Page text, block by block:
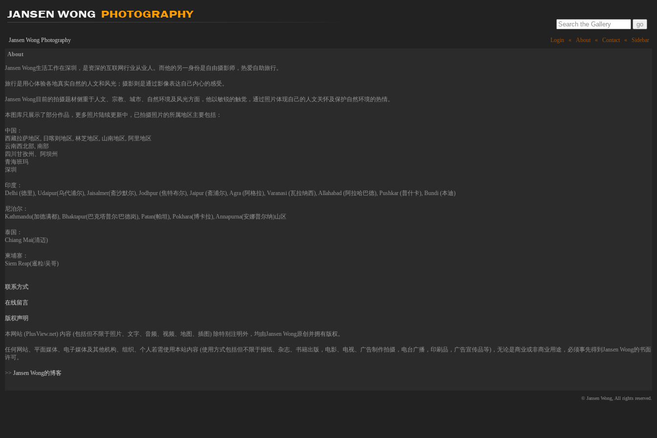
Login « About « Contact « Sidebar
Jansen Wong Photography
About
Jansen Wong生活工作在深圳，是资深的互联网行业从业人。而他的另一身份是自由摄影师，热爱自助旅行。
旅行是用心体验各地真实自然的人文和风光；摄影则是通过影像表达自己内心的感受。
Jansen Wong目前的拍摄题材侧重于人文、宗教、城市、自然环境及风光方面，他以敏锐的触觉，通过照片体现自己的人文关怀及保护自然环境的热情。
本图库只展示了部分作品，更多照片陆续更新中，已拍摄照片的所属地区主要包括：
中国：
西藏拉萨地区, 日喀则地区, 林芝地区, 山南地区, 阿里地区
云南西北部, 南部
四川甘孜州、阿坝州
青海班玛
深圳
印度：
Delhi (德里), Udaipur(乌代浦尔), Jaisalmer(斋沙默尔), Jodhpur (焦特布尔), Jaipur (斋浦尔), Agra (阿格拉), Varanasi (瓦拉纳西), Allahabad (阿拉哈巴德), Pushkar (普什卡), Bundi (本迪)
尼泊尔：
Kathmandu(加德满都), Bhaktapur(巴克塔普尔/巴德岗), Patan(帕坦), Pokhara(博卡拉), Annapurna(安娜普尔纳)山区
泰国：
Chiang Mai(清迈)
柬埔寨：
Siem Reap(暹粒/吴哥)
联系方式
在线留言
版权声明
本网站 (PlusView.net) 内容 (包括但不限于照片、文字、音频、视频、地图、插图) 除特别注明外，均由Jansen Wong原创并拥有版权。
任何网站、平面媒体、电子媒体及其他机构、组织、个人若需使用本站内容 (使用方式包括但不限于报纸、杂志、书籍出版，电影、电视、广告制作拍摄，电台广播，印刷品，广告宣传品等)，无论是商业或非商业用途，必须事先得到Jansen Wong的书面
许可。
>> Jansen Wong的博客
© Jansen Wong, All rights reserved.